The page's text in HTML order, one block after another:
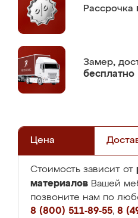
Рассрочка
Замер,
бесплатно
Цена
Стоимость зависит от
материалов Вашей
позвоните нам по
8 (800) 511-89-55, 8